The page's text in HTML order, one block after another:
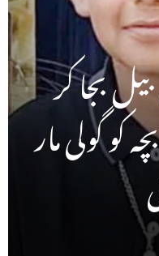
بجا کر
سالہ بچہ کو گولی مار